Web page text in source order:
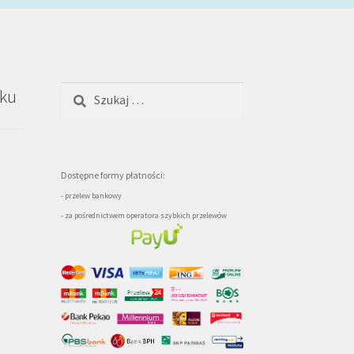
Szukaj:
Dostępne formy płatności:
- przelew bankowy
- za pośrednictwem operatora szybkich przelewów